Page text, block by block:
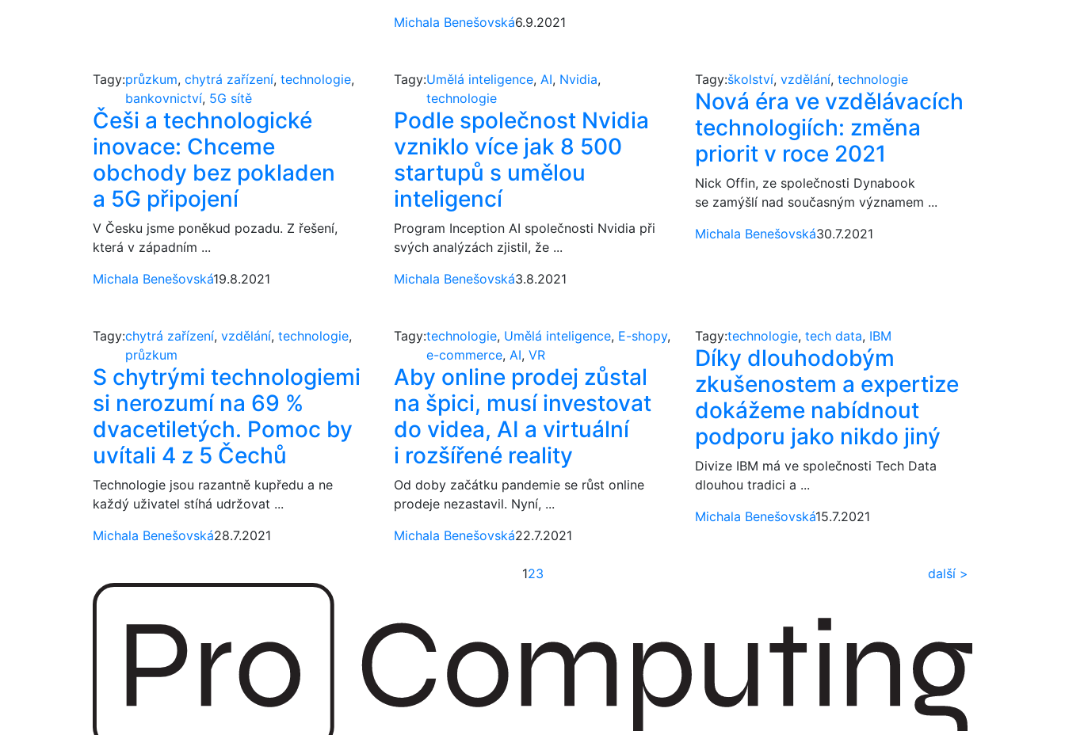
Michala Benešovská6.9.2021
Tagy:průzkum, chytrá zařízení, technologie,
bankovnictví, 5G sítě
Češi a technologické
inovace: Chceme
obchody bez pokladen
a 5G připojení
V Česku jsme poněkud pozadu. Z řešení,
která v západním ...
Michala Benešovská19.8.2021
Tagy:Umělá inteligence, AI, Nvidia,
technologie
Podle společnost Nvidia
vzniklo více jak 8 500
startupů s umělou
inteligencí
Program Inception AI společnosti Nvidia při
svých analýzách zjistil, že ...
Michala Benešovská3.8.2021
Tagy:školství, vzdělání, technologie
Nová éra ve vzdělávacích
technologiích: změna
priorit v roce 2021
Nick Offin, ze společnosti Dynabook
se zamýšlí nad současným významem ...
Michala Benešovská30.7.2021
Tagy:chytrá zařízení, vzdělání, technologie,
průzkum
S chytrými technologiemi
si nerozumí na 69 %
dvacetiletých. Pomoc by
uvítali 4 z 5 Čechů
Technologie jsou razantně kupředu a ne
každý uživatel stíhá udržovat ...
Michala Benešovská28.7.2021
Tagy:technologie, Umělá inteligence, E-shopy,
e-commerce, AI, VR
Aby online prodej zůstal
na špici, musí investovat
do videa, AI a virtuální
i rozšířené reality
Od doby začátku pandemie se růst online
prodeje nezastavil. Nyní, ...
Michala Benešovská22.7.2021
Tagy:technologie, tech data, IBM
Díky dlouhodobým
zkušenostem a expertize
dokážeme nabídnout
podporu jako nikdo jiný
Divize IBM má ve společnosti Tech Data
dlouhou tradici a ...
Michala Benešovská15.7.2021
123 další >